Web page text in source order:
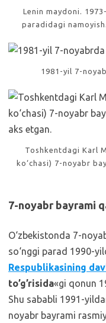
Lenin maydoni.
paradidagi
1981-yil 7-
Toshkentdagi Karl
ko‘chasi) 7-noyabr
7-noyabr bayrami
O‘zbekistonda 7-
so‘nggi parad 1990-
Respublikasining
to’g’risida«gi qonun
Shu sababli 1991-
noyabr bayrami